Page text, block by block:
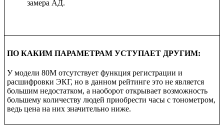
замера АД.
ПО КАКИМ ПАРАМЕТРАМ УСТУПАЕТ ДРУГИМ:
У модели 80M отсутствует функция регистрации и
расшифровки ЭКГ, но в данном рейтинге это не является
большим недостатком, а наоборот открывает возможность
большему количеству людей приобрести часы с тонометром,
ведь цена на них значительно ниже.